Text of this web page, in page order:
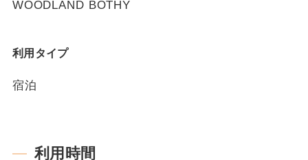
WOODLAND BOTHY
利用タイプ
宿泊
利用時間